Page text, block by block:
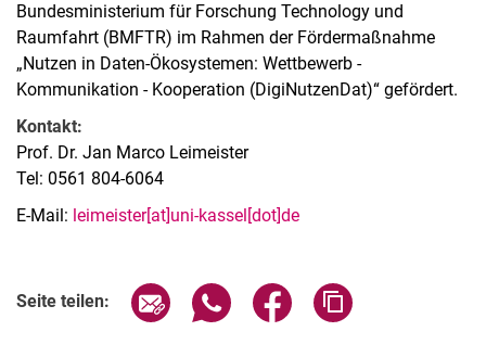
Bundesministerium für Forschung Technology und
Raumfahrt (BMFTR) im Rahmen der Fördermaßnahme
„Nutzen in Daten-Ökosystemen: Wettbewerb -
Kommunikation - Kooperation (DigiNutzenDat)“ gefördert.
Kontakt:
Prof. Dr. Jan Marco Leimeister
Tel: 0561 804-6064
E-Mail: leimeister[at]uni-kassel[dot]de
Seite teilen: Seite über E-Mail teilen
Seite über WhatsApp teilen
Seite über Facebook